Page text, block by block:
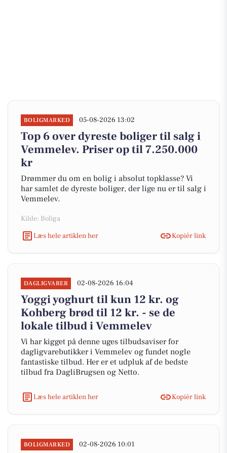
BOLIGMARKED 05-08-2026 13:02
Top 6 over dyreste boliger til salg i
Vemmelev. Priser op til 7.250.000
kr
Drømmer du om en bolig i absolut topklasse? Vi
har samlet de dyreste boliger, der lige nu er til salg i
Vemmelev.
Kilde: Boliga
Læs hele artiklen her
Kopiér link
DAGLIGVARER 02-08-2026 16:04
Yoggi yoghurt til kun 12 kr. og
Kohberg brød til 12 kr. - se de
lokale tilbud i Vemmelev
Vi har kigget på denne uges tilbudsaviser for
dagligvarebutikker i Vemmelev og fundet nogle
fantastiske tilbud. Her er et udpluk af de bedste
tilbud fra DagliBrugsen og Netto.
Læs hele artiklen her Kopiér link
BOLIGMARKED 02-08-2026 10:01